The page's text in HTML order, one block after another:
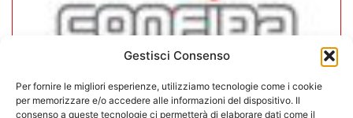
Gestisci Consenso
Per fornire le migliori esperienze, utilizziamo tecnologie come i cookie
per memorizzare e/o accedere alle informazioni del dispositivo. Il
consenso a queste tecnologie ci permetterà di elaborare dati come il